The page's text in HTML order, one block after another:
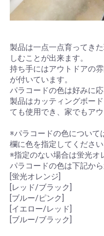
製品は一点一点育ってき
しむことが出来ます。
持ち手にはアウトドアの
が付いています。
パラコードの色は好みに
製品はカッティングボー
ても使用でき、家でもア
※パラコードの色について
欄に色を指定してください
※指定のない場合は蛍光オ
パラコードの色は下記から
[蛍光オレンジ]
[レッド/ブラック]
[ブルー/ピンク]
[イエロー/レッド]
[ブルー/ブラック]